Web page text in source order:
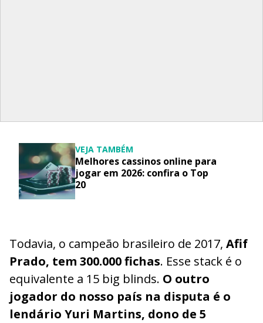
VEJA TAMBÉM
Melhores cassinos online para
jogar em 2026: confira o Top
20
Todavia, o campeão brasileiro de 2017, Afif
Prado, tem 300.000 fichas. Esse stack é o
equivalente a 15 big blinds. O outro
jogador do nosso país na disputa é o
lendário Yuri Martins, dono de 5